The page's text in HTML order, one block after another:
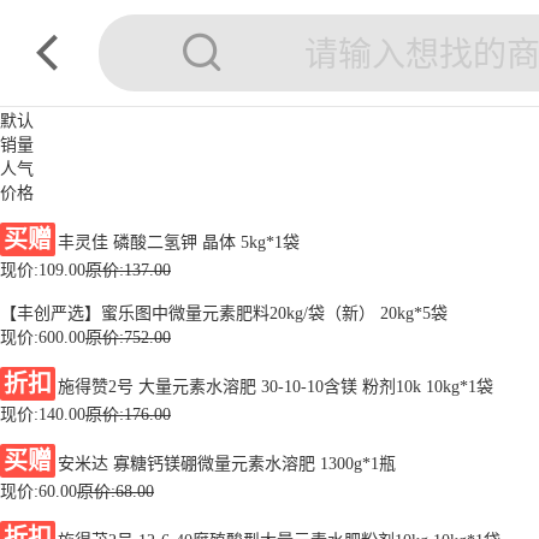
默认
销量
人气
价格
买赠 丰灵佳 磷酸二氢钾 晶体 5kg*1袋
现价:109.00原价:137.00
【丰创严选】蜜乐图中微量元素肥料20kg/袋（新） 20kg*5袋
现价:600.00原价:752.00
折扣 施得赞2号 大量元素水溶肥 30-10-10含镁 粉剂10k 10kg*1袋
现价:140.00原价:176.00
买赠 安米达 寡糖钙镁硼微量元素水溶肥 1300g*1瓶
现价:60.00原价:68.00